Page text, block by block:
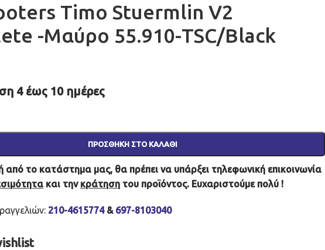
Timo Stuermlin V2
-Μαύρο 55.910-TSC/Black
4 έως 10 ημέρες
ΠΡΟΣΘΉΚΗ ΣΤΟ ΚΑΛΆΘΙ
από το κατάστημα μας, θα πρέπει να υπάρξει τηλεφωνική επικοινωνία
και την κράτηση του προϊόντος. Ευχαριστούμε πολύ !
210-4615774& 697-8103040